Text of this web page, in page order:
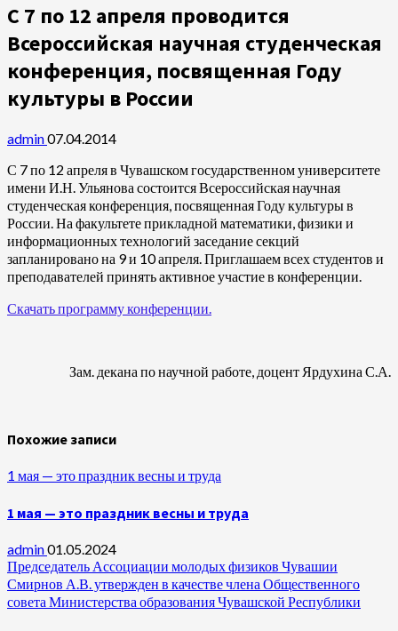
С 7 по 12 апреля проводится
Всероссийская научная студенческая
конференция, посвященная Году
культуры в России
admin07.04.2014
С 7 по 12 апреля в Чувашском государственном университете
имени И.Н. Ульянова состоится Всероссийская научная
студенческая конференция, посвященная Году культуры в
России. На факультете прикладной математики, физики и
информационных технологий заседание секций
запланировано на 9 и 10 апреля. Приглашаем всех студентов и
преподавателей принять активное участие в конференции.
Скачать программу конференции.
Зам. декана по научной работе, доцент Ярдухина С.А.
Похожие записи
1 мая — это праздник весны и труда
1 мая — это праздник весны и труда
admin01.05.2024
Председатель Ассоциации молодых физиков Чувашии
Смирнов А.В. утвержден в качестве члена Общественного
совета Министерства образования Чувашской Республики